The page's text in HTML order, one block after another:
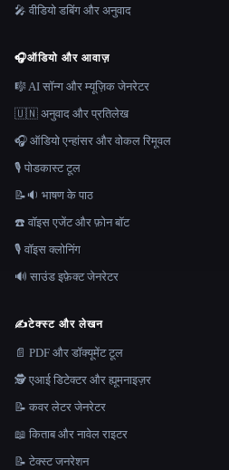
🎤 वीडियो डबिंग और अनुवाद
🎧ऑडियो और आवाज़
🎼 AI सॉन्ग और म्यूज़िक जेनरेटर
🇺🇳 अनुवाद और प्रतिलेख
🎧 ऑडियो एन्हांसर और वोकल रिमूवल
🎙️ पोडकास्ट टूल
📝🔉 भाषण के पाठ
☎️ वॉइस एजेंट और फ़ोन बॉट
🎙️ वॉइस क्लोनिंग
🔊 साउंड इफ़ेक्ट जेनरेटर
✍️टेक्स्ट और लेखन
📄 PDF और डॉक्यूमेंट टूल
🕵️ एआई डिटेक्टर और ह्यूमनाइज़र
📝 कवर लेटर जेनरेटर
📖 किताब और नावेल राइटर
📝 टेक्स्ट जनरेशन